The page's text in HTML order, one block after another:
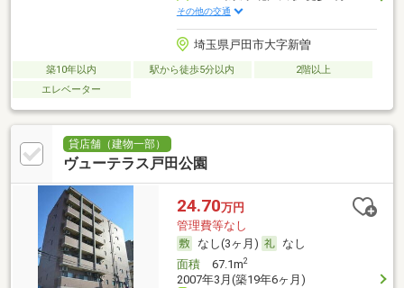
その他の交通
埼玉県戸田市大字新曽
築10年以内 駅から徒歩5分以内
2階以上
エレベーター
貸店舗（建物一部）
ヴューテラス戸田公園
24.70万円
管理費等なし
なし(3ヶ月)
なし
面積67.1m2
2007年3月(築19年6ヶ月)